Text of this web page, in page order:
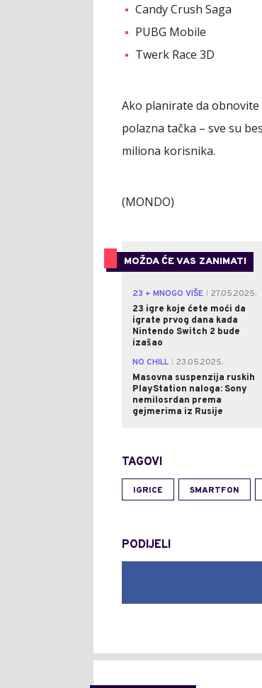
Candy Crush Saga
PUBG Mobile
Twerk Race 3D
Ako planirate da
polazna tačka – sve su
miliona korisnika.
(MONDO)
MOŽDA ĆE VAS ZANIMATI
23 + MNOGO VIŠE
27.05.2025.
23 igre koje ćete moći da
igrate prvog dana kada
Nintendo Switch 2 bude
izašao
NO CHILL
23.05.2025.
Masovna suspenzija ruskih
PlayStation naloga: Sony
nemilosrdan prema
gejmerima iz Rusije
TAGOVI
IGRICE SMARTFON
PODIJELI